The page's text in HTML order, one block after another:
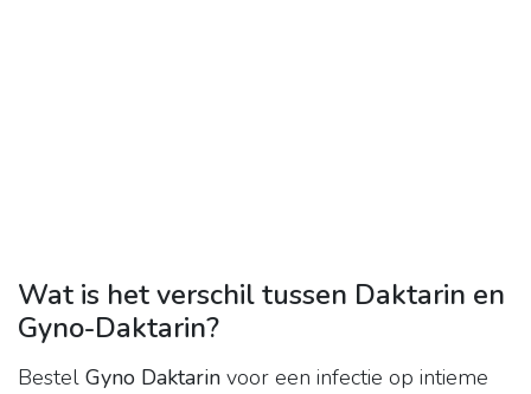
Wat is het verschil tussen Daktarin en
Gyno-Daktarin?
Bestel Gyno Daktarin voor een infectie op intieme